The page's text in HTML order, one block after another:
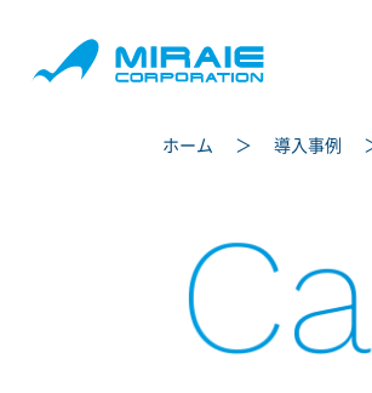
ホーム 導入事例